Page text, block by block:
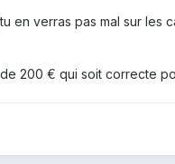
verras pas mal sur les
200 € qui soit correcte